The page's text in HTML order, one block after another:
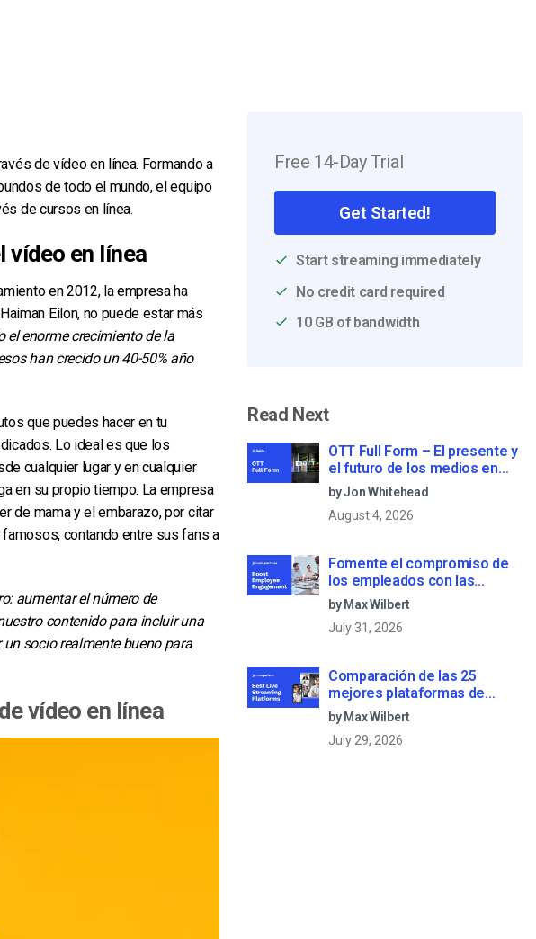
de vídeo en línea. Formando a
de todo el mundo, el equipo
de cursos en línea.
vídeo en línea
en 2012, la empresa ha
Eilon, no puede estar más
el enorme crecimiento de la
han crecido un 40-50% año
que puedes hacer en tu
Lo ideal es que los
cualquier lugar y en cualquier
en su propio tiempo. La empresa
de mama y el embarazo, por citar
contando entre sus fans a
aumentar el número de
contenido para incluir una
socio realmente bueno para
vídeo en línea
Free 14-Day Trial
Get Started!
Start streaming immediately
No credit card required
10 GB of bandwidth
Read Next
OTT Full Form – El presente y
el futuro de los medios en
streaming
by Jon Whitehead
August 4, 2026
Fomente el compromiso de
los empleados con las
comunicaciones corporativas
en directo
by Max Wilbert
July 31, 2026
Comparación de las 25
mejores plataformas de
streaming en directo en 2025
by Max Wilbert
July 29, 2026